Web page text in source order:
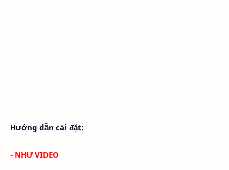
Hướng dẫn cài đặt:
- NHƯ VIDEO